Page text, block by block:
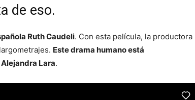
de eso.
Ruth Caudeli. Con esta película, la productora
Este drama humano está
Lara.